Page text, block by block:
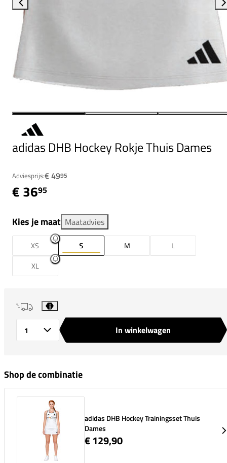
adidas DHB Hockey Rokje Thuis Dames
Adviesprijs:€ 4995
€ 3695
Kies je maat Maatadvies
XS S M
L
XL
i
In winkelwagen
Shop de combinatie
adidas DHB Hockey Trainingsset Thuis
Dames
€ 129,90